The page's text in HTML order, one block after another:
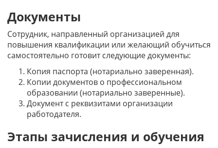
Документы
Сотрудник, направленный организацией для
повышения квалификации или желающий обучиться
самостоятельно готовит следующие документы:
Копия паспорта (нотариально заверенная).
Копии документов о профессиональном
образовании (нотариально заверенные).
Документ с реквизитами организации
работодателя.
Этапы зачисления и обучения